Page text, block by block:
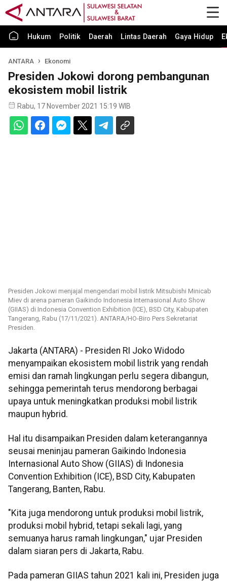
Hukum Politik Daerah Lintas Daerah Gaya Hidup
ANTARA Ekonomi
Presiden Jokowi dorong pembangunan
ekosistem mobil listrik
Rabu, 17 November 2021 15:19 WIB
Presiden Jokowi menjajal mengendari mobil listrik Mitsubishi Minicab
Miev di arena pameran Gaikindo Indonesia Internasional Auto Show
(GIIAS) di Indonesia Convention Exhibition (ICE), BSD City, Kabupaten
Tangerang, Rabu (17/11/2021). ANTARA/HO-Biro Pers Sekretariat
Presiden.
Jakarta (ANTARA) - Presiden RI Joko Widodo
menyampaikan ekosistem mobil listrik yang rendah
emisi dan ramah lingkungan perlu segera dibangun,
sehingga pemerintah terus mendorong berbagai
upaya untuk meningkatkan produksi mobil listrik
maupun hybrid.
Hal itu disampaikan Presiden dalam keterangannya
seusai meninjau pameran Gaikindo Indonesia
Internasional Auto Show (GIIAS) di Indonesia
Convention Exhibition (ICE), BSD City, Kabupaten
Tangerang, Banten, Rabu.
"Kita juga mendorong untuk produksi mobil listrik,
produksi mobil hybrid, tetapi sekali lagi, yang
semuanya harus ramah lingkungan," ujar Presiden
dalam siaran pers di Jakarta, Rabu.
Pada pameran GIIAS tahun 2021 kali ini, Presiden juga